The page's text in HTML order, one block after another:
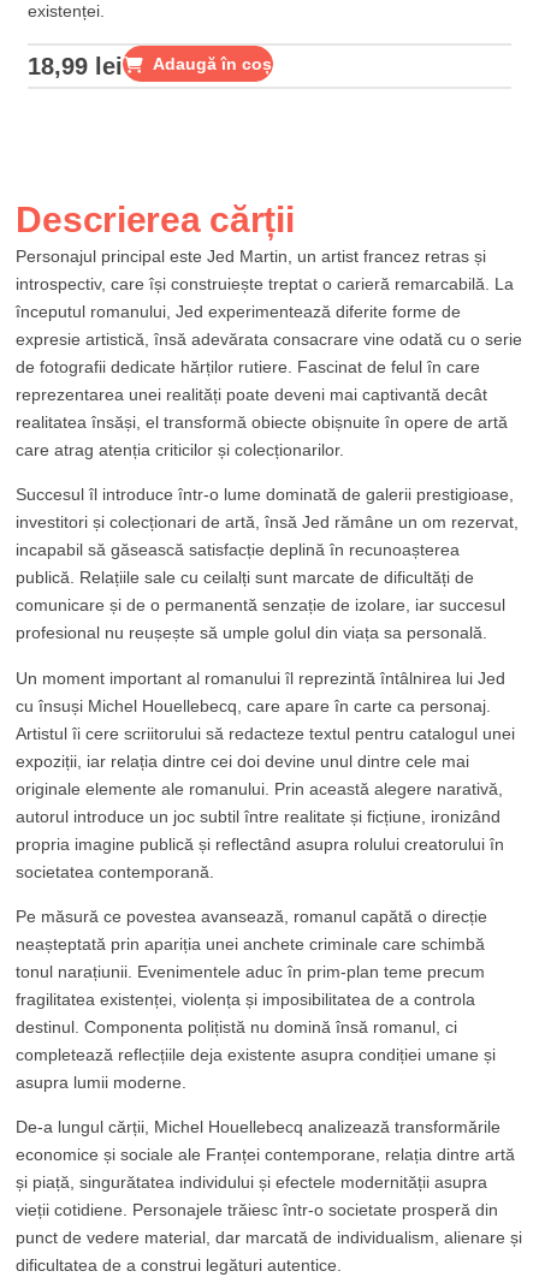
existenței.
18,99 lei Adaugă în coș
Descrierea cărții
Personajul principal este Jed Martin, un artist francez retras și
introspectiv, care își construiește treptat o carieră remarcabilă. La
începutul romanului, Jed experimentează diferite forme de
expresie artistică, însă adevărata consacrare vine odată cu o serie
de fotografii dedicate hărților rutiere. Fascinat de felul în care
reprezentarea unei realități poate deveni mai captivantă decât
realitatea însăși, el transformă obiecte obișnuite în opere de artă
care atrag atenția criticilor și colecționarilor.
Succesul îl introduce într-o lume dominată de galerii prestigioase,
investitori și colecționari de artă, însă Jed rămâne un om rezervat,
incapabil să găsească satisfacție deplină în recunoașterea
publică. Relațiile sale cu ceilalți sunt marcate de dificultăți de
comunicare și de o permanentă senzație de izolare, iar succesul
profesional nu reușește să umple golul din viața sa personală.
Un moment important al romanului îl reprezintă întâlnirea lui Jed
cu însuși Michel Houellebecq, care apare în carte ca personaj.
Artistul îi cere scriitorului să redacteze textul pentru catalogul unei
expoziții, iar relația dintre cei doi devine unul dintre cele mai
originale elemente ale romanului. Prin această alegere narativă,
autorul introduce un joc subtil între realitate și ficțiune, ironizând
propria imagine publică și reflectând asupra rolului creatorului în
societatea contemporană.
Pe măsură ce povestea avansează, romanul capătă o direcție
neașteptată prin apariția unei anchete criminale care schimbă
tonul narațiunii. Evenimentele aduc în prim-plan teme precum
fragilitatea existenței, violența și imposibilitatea de a controla
destinul. Componenta polițistă nu domină însă romanul, ci
completează reflecțiile deja existente asupra condiției umane și
asupra lumii moderne.
De-a lungul cărții, Michel Houellebecq analizează transformările
economice și sociale ale Franței contemporane, relația dintre artă
și piață, singurătatea individului și efectele modernității asupra
vieții cotidiene. Personajele trăiesc într-o societate prosperă din
punct de vedere material, dar marcată de individualism, alienare și
dificultatea de a construi legături autentice.